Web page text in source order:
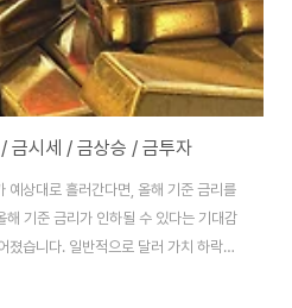
금시세 / 금상승 / 금투자
예상대로 흘러간다면, 올해 기준 금리를
기준 금리가 인하될 수 있다는 기대감
졌습니다. 일반적으로 달러 가치 하락은
입니다. 세계 중앙은행들이 계속해서